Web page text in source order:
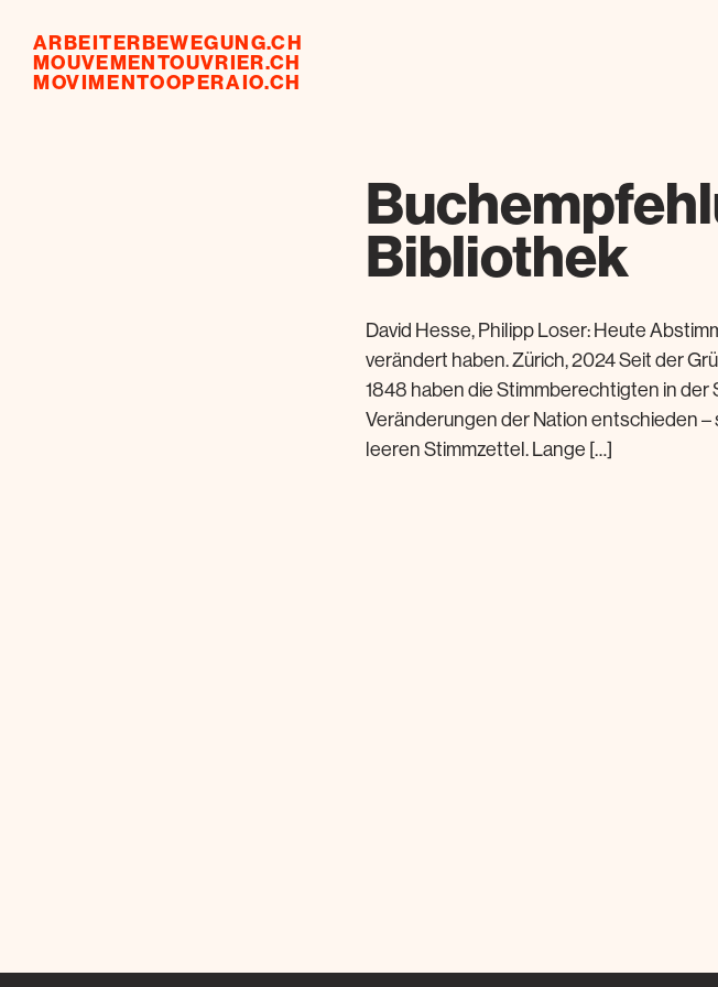
ARBEITERBEWEGUNG.CH
MOUVEMENTOUVRIER.CH
MOVIMENTOOPERAIO.CH
Bibliothek
David Hesse, Philipp Loser: Heute
verändert haben. Zürich, 2024 Seit der
1848 haben die Stimmberechtigten in der
Veränderungen der Nation entschieden –
leeren Stimmzettel. Lange […]